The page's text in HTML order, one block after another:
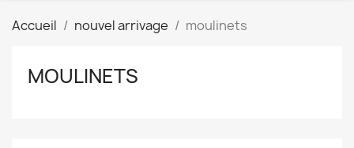
Accueil nouvel arrivage moulinets
MOULINETS